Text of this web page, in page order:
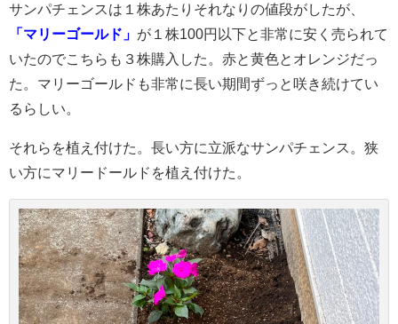
サンパチェンスは１株あたりそれなりの値段がしたが、
「マリーゴールド」 が１株100円以下と非常に安く売られて
いたのでこちらも３株購入した。赤と黄色とオレンジだっ
た。マリーゴールドも非常に長い期間ずっと咲き続けてい
るらしい。
それらを植え付けた。長い方に立派なサンパチェンス。狭
い方にマリードールドを植え付けた。